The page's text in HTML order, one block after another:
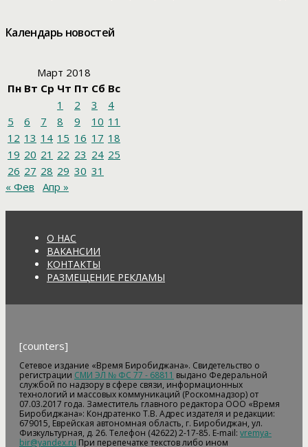
Календарь новостей
Март 2018
Пн Вт Ср Чт Пт Сб Вс
1
2 3
4
5
6 7 8 9 10 11
12 13 14 15 16 17 18
19 20 21 22 23 24 25
26 27 28 29 30 31
« Фев
Апр »
О НАС
ВАКАНСИИ
КОНТАКТЫ
РАЗМЕЩЕНИЕ РЕКЛАМЫ
[counters]
Сетевое издание «Время Биробиджана». Свидетельство о
регистрации СМИ ЭЛ № ФС 77 - 68811 выдано Федеральной
службой по надзору в сфере связи, информационных
технологий и массовых коммуникаций (Роскомнадзор) от
07.03.2017 года. Заместитель главного редактора ООО «Время
Биробиджана»: Кондратенко Т.В. Адрес издателя и редакции:
679015, Еврейская автономная область, г. Биробиджан, ул.
Физкультурная, д. 26. Телефон (42622) 2-17-85. E-mail: vremya-
bir@yandex.ru При перепечатке текстов либо ином